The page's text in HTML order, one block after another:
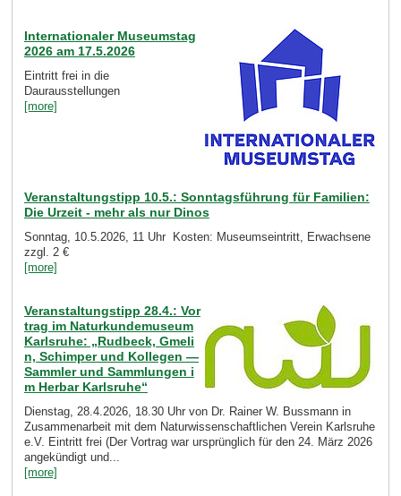
Internationaler Museumstag
2026 am 17.5.2026
Eintritt frei in die
Daurausstellungen
[more]
Veranstaltungstipp 10.5.: Sonntagsführung für Familien:
Die Urzeit - mehr als nur Dinos
Sonntag, 10.5.2026, 11 Uhr Kosten: Museumseintritt, Erwachsene
zzgl. 2 €
[more]
Veranstaltungstipp 28.4.: Vor
trag im Naturkundemuseum
Karlsruhe: „Rudbeck, Gmeli
n, Schimper und Kollegen —
Sammler und Sammlungen i
m Herbar Karlsruhe“
Dienstag, 28.4.2026, 18.30 Uhr von Dr. Rainer W. Bussmann in
Zusammenarbeit mit dem Naturwissenschaftlichen Verein Karlsruhe
e.V. Eintritt frei (Der Vortrag war ursprünglich für den 24. März 2026
angekündigt und...
[more]